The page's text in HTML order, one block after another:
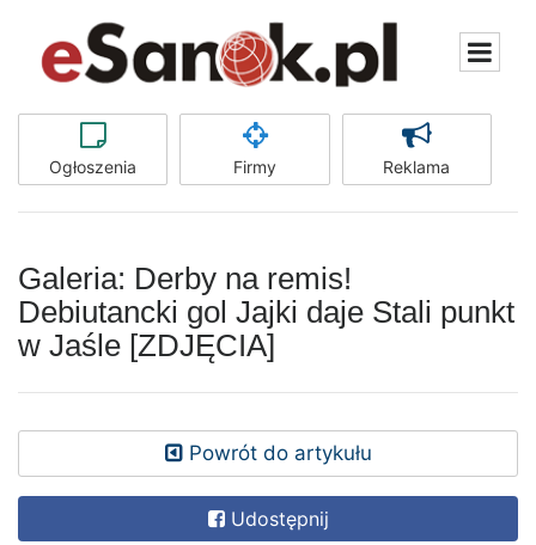
Ogłoszenia Firmy Reklama
Galeria: Derby na remis!
Debiutancki gol Jajki daje Stali punkt
w Jaśle [ZDJĘCIA]
Powrót do artykułu
Udostępnij